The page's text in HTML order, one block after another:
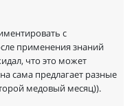
с
применения знаний
что это может
сама предлагает разные
медовый месяц)).